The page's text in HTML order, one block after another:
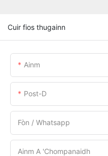
Cuir fios thugainn
Ainm
Post-D
Fòn / Whatsapp
Ainm A 'chompanaidh